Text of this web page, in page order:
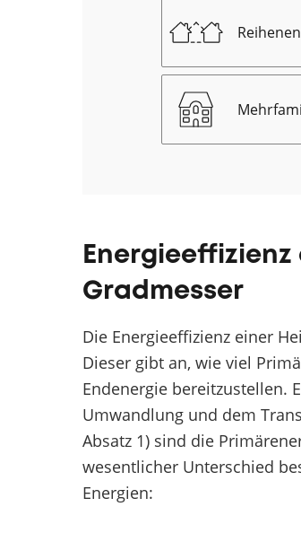
Gradmesser
Die Energieeffizienz einer
Dieser gibt an, wie viel
Endenergie bereitzustellen.
Umwandlung und dem
Absatz 1) sind die
wesentlicher Unterschied
Energien: